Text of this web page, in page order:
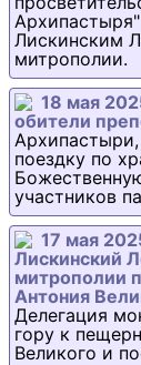
Лискинским
митрополии.
18 мая
обители
поездку по
участников
17 мая
Лискинский
митрополии
Антония
Делегация
гору к
Великого и